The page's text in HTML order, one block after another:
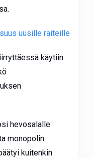
uusille raiteille
käytiin
hevosalalle
monopolin
kuitenkin